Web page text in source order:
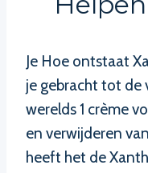
Je Hoe ontstaat
je gebracht tot de
werelds 1 crème
en verwijderen
heeft het de